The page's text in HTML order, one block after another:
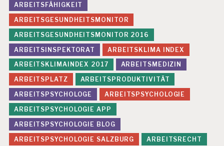
ARBEITSFÄHIGKEIT
ARBEITSGESUNDHEITSMONITOR
ARBEITSGESUNDHEITSMONITOR 2016
ARBEITSINSPEKTORAT
ARBEITSKLIMA INDEX
ARBEITSKLIMAINDEX 2017
ARBEITSMEDIZIN
ARBEITSPLATZ
ARBEITSPRODUKTIVITÄT
ARBEITSPSYCHOLOGE
ARBEITSPSYCHOLOGIE
ARBEITSPSYCHOLOGIE APP
ARBEITSPSYCHOLOGIE BLOG
ARBEITSPSYCHOLOGIE SALZBURG
ARBEITSRECHT